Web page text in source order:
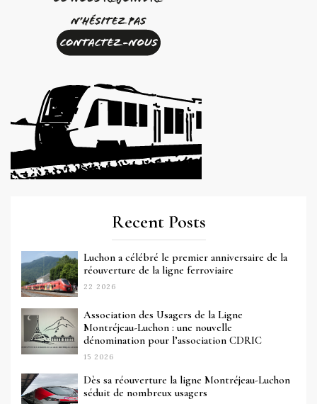
Recent Posts
Luchon a célébré le premier anniversaire de la
réouverture de la ligne ferroviaire
22 2026
Association des Usagers de la Ligne
Montréjeau-Luchon : une nouvelle
dénomination pour l’association CDRIC
15 2026
Dès sa réouverture la ligne Montréjeau-Luchon
séduit de nombreux usagers